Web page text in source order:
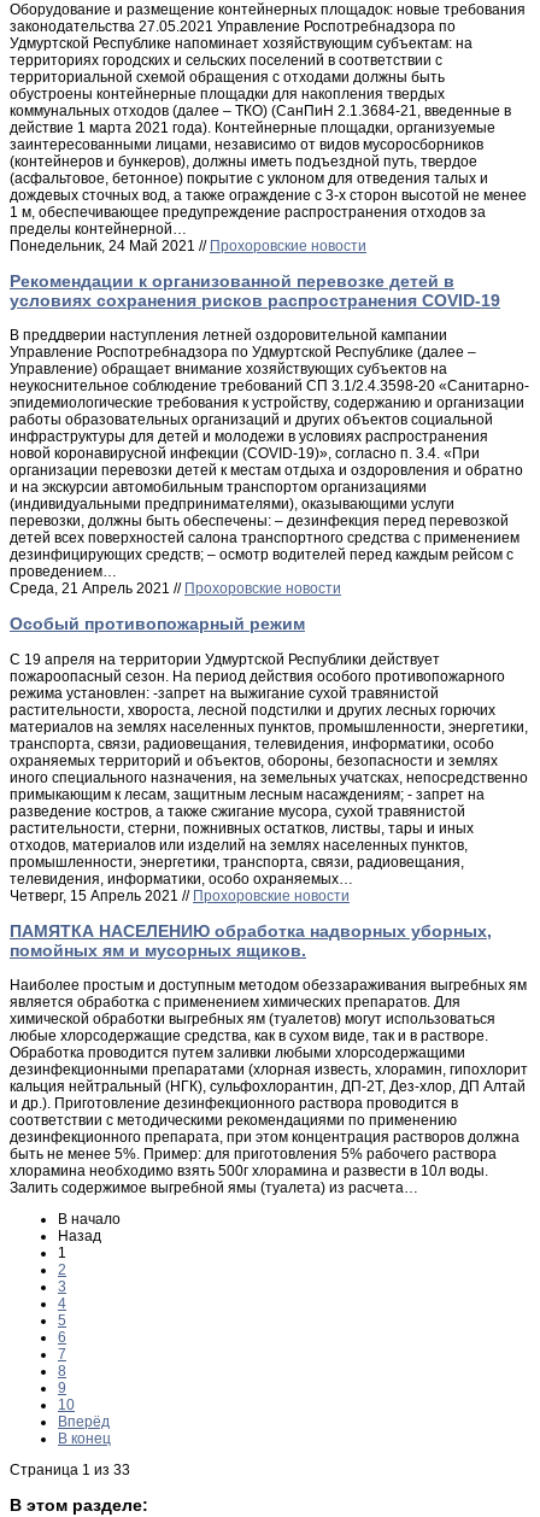
Оборудование и размещение контейнерных площадок: новые требования
законодательства 27.05.2021 Управление Роспотребнадзора по
Удмуртской Республике напоминает хозяйствующим субъектам: на
территориях городских и сельских поселений в соответствии с
территориальной схемой обращения с отходами должны быть
обустроены контейнерные площадки для накопления твердых
коммунальных отходов (далее – ТКО) (СанПиН 2.1.3684-21, введенные в
действие 1 марта 2021 года). Контейнерные площадки, организуемые
заинтересованными лицами, независимо от видов мусоросборников
(контейнеров и бункеров), должны иметь подъездной путь, твердое
(асфальтовое, бетонное) покрытие с уклоном для отведения талых и
дождевых сточных вод, а также ограждение c 3-х сторон высотой не менее
1 м, обеспечивающее предупреждение распространения отходов за
пределы контейнерной…
Понедельник, 24 Май 2021 // Прохоровские новости
Рекомендации к организованной перевозке детей в
условиях сохранения рисков распространения COVID-19
В преддверии наступления летней оздоровительной кампании
Управление Роспотребнадзора по Удмуртской Республике (далее –
Управление) обращает внимание хозяйствующих субъектов на
неукоснительное соблюдение требований СП 3.1/2.4.3598-20 «Санитарно-
эпидемиологические требования к устройству, содержанию и организации
работы образовательных организаций и других объектов социальной
инфраструктуры для детей и молодежи в условиях распространения
новой коронавирусной инфекции (COVID-19)», согласно п. 3.4. «При
организации перевозки детей к местам отдыха и оздоровления и обратно
и на экскурсии автомобильным транспортом организациями
(индивидуальными предпринимателями), оказывающими услуги
перевозки, должны быть обеспечены: – дезинфекция перед перевозкой
детей всех поверхностей салона транспортного средства с применением
дезинфицирующих средств; – осмотр водителей перед каждым рейсом с
проведением…
Среда, 21 Апрель 2021 // Прохоровские новости
Особый противопожарный режим
С 19 апреля на территории Удмуртской Республики действует
пожароопасный сезон. На период действия особого противопожарного
режима установлен: -запрет на выжигание сухой травянистой
растительности, хвороста, лесной подстилки и других лесных горючих
материалов на землях населенных пунктов, промышленности, энергетики,
транспорта, связи, радиовещания, телевидения, информатики, особо
охраняемых территорий и объектов, обороны, безопасности и землях
иного специального назначения, на земельных учатсках, непосредственно
примыкающим к лесам, защитным лесным насаждениям; - запрет на
разведение костров, а также сжигание мусора, сухой травянистой
растительности, стерни, пожнивных остатков, листвы, тары и иных
отходов, материалов или изделий на землях населенных пунктов,
промышленности, энергетики, транспорта, связи, радиовещания,
телевидения, информатики, особо охраняемых…
Четверг, 15 Апрель 2021 // Прохоровские новости
ПАМЯТКА НАСЕЛЕНИЮ обработка надворных уборных,
помойных ям и мусорных ящиков.
Наиболее простым и доступным методом обеззараживания выгребных ям
является обработка с применением химических препаратов. Для
химической обработки выгребных ям (туалетов) могут использоваться
любые хлорсодержащие средства, как в сухом виде, так и в растворе.
Обработка проводится путем заливки любыми хлорсодержащими
дезинфекционными препаратами (хлорная известь, хлорамин, гипохлорит
кальция нейтральный (НГК), сульфохлорантин, ДП-2Т, Дез-хлор, ДП Алтай
и др.). Приготовление дезинфекционного раствора проводится в
соответствии с методическими рекомендациями по применению
дезинфекционного препарата, при этом концентрация растворов должна
быть не менее 5%. Пример: для приготовления 5% рабочего раствора
хлорамина необходимо взять 500г хлорамина и развести в 10л воды.
Залить содержимое выгребной ямы (туалета) из расчета…
В начало
Назад
1
2
3
4
5
6
7
8
9
10
Вперёд
В конец
Страница 1 из 33
В этом разделе: